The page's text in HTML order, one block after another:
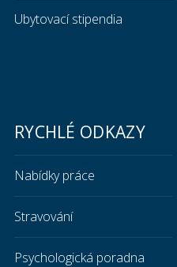
Ubytovací stipendia
RYCHLÉ ODKAZY
Nabídky práce
Stravování
Psychologická poradna